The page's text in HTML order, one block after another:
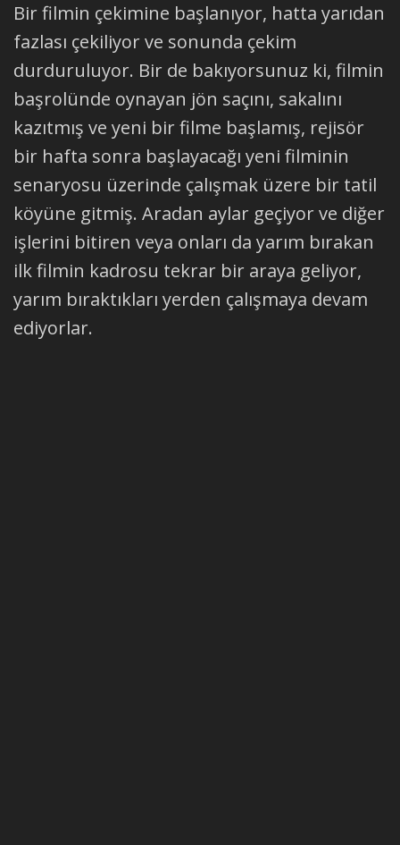
Bir filmin çekimine başlanıyor, hatta yarıdan
fazlası çekiliyor ve sonunda çekim
durduruluyor. Bir de bakıyorsunuz ki, filmin
başrolünde oynayan jön saçını, sakalını
kazıtmış ve yeni bir filme başlamış, rejisör
bir hafta sonra başlayacağı yeni filminin
senaryosu üzerinde çalışmak üzere bir tatil
köyüne gitmiş. Aradan aylar geçiyor ve diğer
işlerini bitiren veya onları da yarım bırakan
ilk filmin kadrosu tekrar bir araya geliyor,
yarım bıraktıkları yerden çalışmaya devam
ediyorlar.